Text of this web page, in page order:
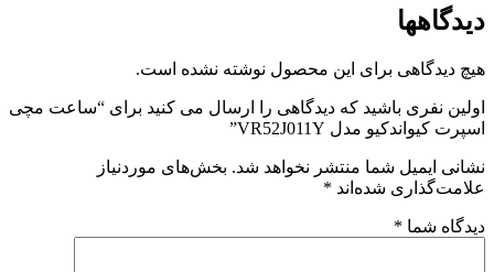
VR52J011Y
عدد
دیدگاهها
هیچ دیدگاهی برای این محصول نوشته نشده است.
اولین نفری باشید که دیدگاهی را ارسال می کنید برای “ساعت مچی
اسپرت کیواندکیو مدل VR52J011Y”
نشانی ایمیل شما منتشر نخواهد شد. بخش‌های موردنیاز
علامت‌گذاری شده‌اند *
دیدگاه شما *